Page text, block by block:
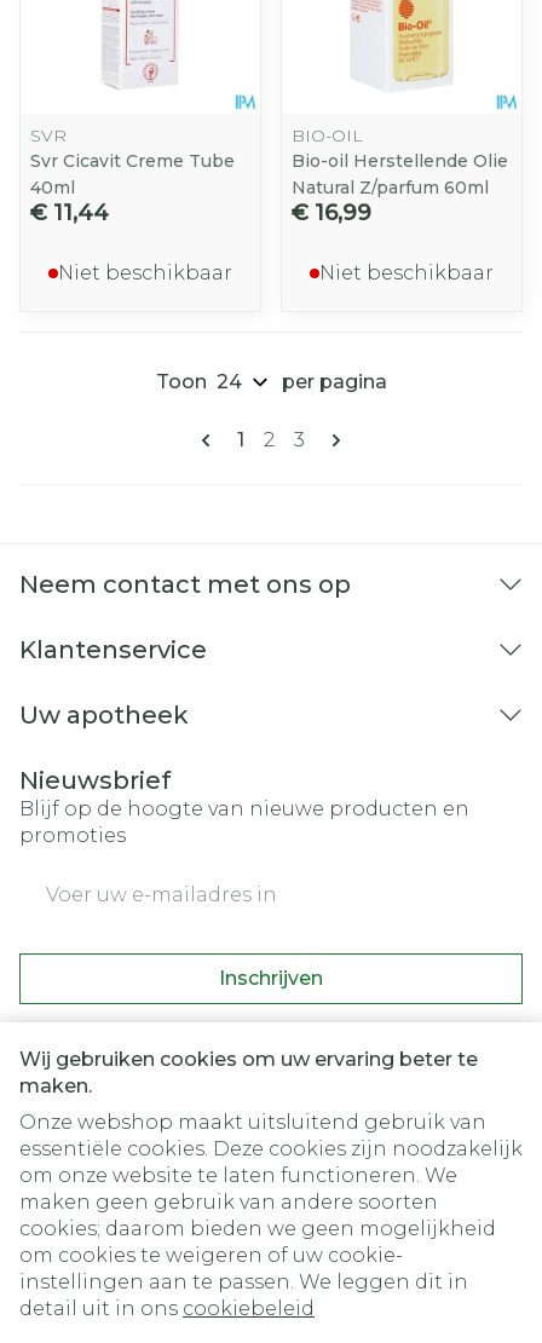
Wij gebruiken cookies om uw ervaring beter te
maken.
Onze webshop maakt uitsluitend gebruik van
essentiële cookies. Deze cookies zijn noodzakelijk
om onze website te laten functioneren. We
maken geen gebruik van andere soorten
cookies; daarom bieden we geen mogelijkheid
om cookies te weigeren of uw cookie-
instellingen aan te passen. We leggen dit in
detail uit in ons cookiebeleid
SVR
Svr Cicavit Creme Tube
40ml
€ 11,44
Niet beschikbaar
BIO-OIL
Bio-oil Herstellende Olie
Natural Z/parfum 60ml
€ 16,99
Niet beschikbaar
Pagina's
U lees momenteel pagina
1 Pagina
2 Pagina
3
Toon per pagina
Neem contact met ons op
Klantenservice
Uw apotheek
Nieuwsbrief
Blijf op de hoogte van nieuwe producten en
promoties
Inschrijven
nieuwsbrief en gaat u akkoord met onzeprivacy policy
Juridische links